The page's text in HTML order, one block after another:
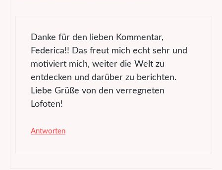
Danke für den lieben Kommentar,
Federica!! Das freut mich echt sehr und
motiviert mich, weiter die Welt zu
entdecken und darüber zu berichten.
Liebe Grüße von den verregneten
Lofoten!
Antworten